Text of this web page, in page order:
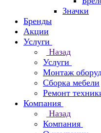
Значки
Бренды
Акции
Услуги
Назад
Услуги
Монтаж
Сборка мебели
Ремонт
Компания
Назад
Компания